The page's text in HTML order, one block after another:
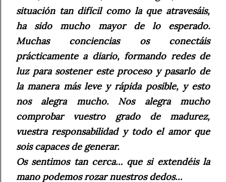
situación tan difícil como la que atravesáis,
ha sido mucho mayor de lo esperado.
Muchas conciencias os conectáis
prácticamente a diario, formando redes de
luz para sostener este proceso y pasarlo de
la manera más leve y rápida posible, y esto
nos alegra mucho. Nos alegra mucho
comprobar vuestro grado de madurez,
vuestra responsabilidad y todo el amor que
sois capaces de generar.
Os sentimos tan cerca… que si extendéis la
mano podemos rozar nuestros dedos…